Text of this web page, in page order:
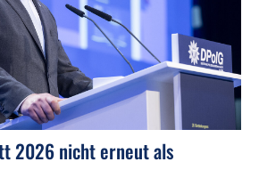
2026 nicht erneut als